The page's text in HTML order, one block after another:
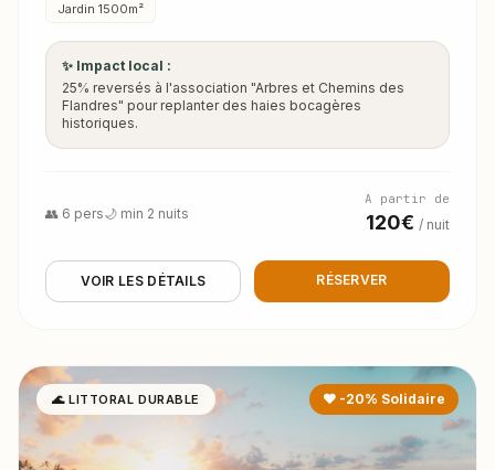
Jardin 1500m²
✨ Impact local :
25% reversés à l'association "Arbres et Chemins des
Flandres" pour replanter des haies bocagères
historiques.
👥 6 pers🌙 min 2 nuits
A partir de
120€ / nuit
VOIR LES DÉTAILS RÉSERVER
🌊 LITTORAL DURABLE ❤ -20% Solidaire